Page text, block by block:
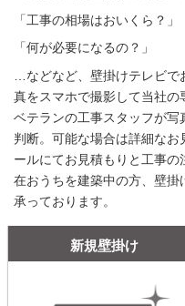
「工事の相場はおいくら？」
「何が必要になるの？」
…などなど、壁掛けテレビ
真をスマホで撮影して当社の
ベテランの工事スタッフが
判断。可能な場合は詳細な
ールにてお見積もりと工事
在おうちを建築中の方、壁
承っております。
新規壁掛け